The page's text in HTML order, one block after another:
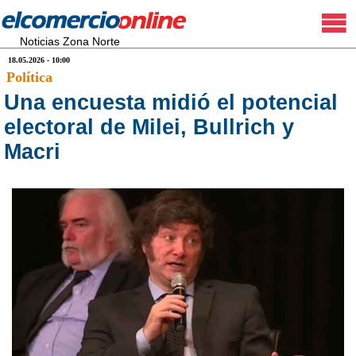
Noticias Zona Norte
18.05.2026 - 10:00
Política
Una encuesta midió el potencial
electoral de Milei, Bullrich y
Macri